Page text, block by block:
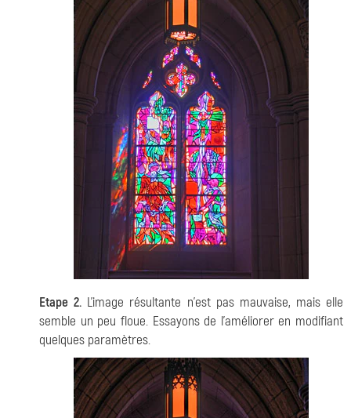
Etape 2. L'image résultante n'est pas mauvaise, mais elle
semble un peu floue. Essayons de l'améliorer en modifiant
quelques paramètres.